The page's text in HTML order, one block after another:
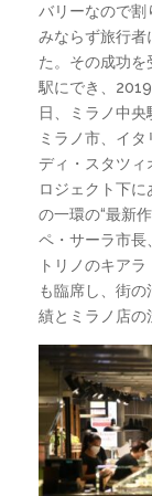
バリーなので割
みならず旅行者
た。その成功
駅にでき、
日、ミラノ中
ミラノ市、イ
ディ・スタツィ
ロジェクト下
の一環の“最新
ペ・サーラ市長
トリノのキア
も臨席し、街
績とミラノ店の